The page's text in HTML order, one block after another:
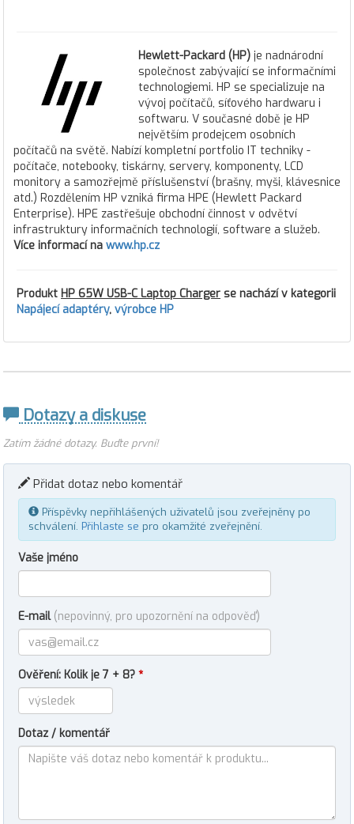
Hewlett-Packard (HP) je nadnárodní
společnost zabývající se informačními
technologiemi. HP se specializuje na
vývoj počítačů, síťového hardwaru i
softwaru. V současné době je HP
největším prodejcem osobních
počítačů na světě. Nabízí kompletní portfolio IT techniky -
počítače, notebooky, tiskárny, servery, komponenty, LCD
monitory a samozřejmě příslušenství (brašny, myši, klávesnice
atd.) Rozdělením HP vzniká firma HPE (Hewlett Packard
Enterprise). HPE zastřešuje obchodní činnost v odvětví
infrastruktury informačních technologií, software a služeb.
Více informací na www.hp.cz
Produkt HP 65W USB-C Laptop Charger se nachází v kategorii
Napájecí adaptéry, výrobce HP
Dotazy a diskuse
Zatím žádné dotazy. Buďte první!
Přidat dotaz nebo komentář
Příspěvky nepřihlášených uživatelů jsou zveřejněny po
schválení. Přihlaste se pro okamžité zveřejnění.
Vaše jméno
E-mail (nepovinný, pro upozornění na odpověď)
Ověření: Kolik je 7 + 8? *
Dotaz / komentář